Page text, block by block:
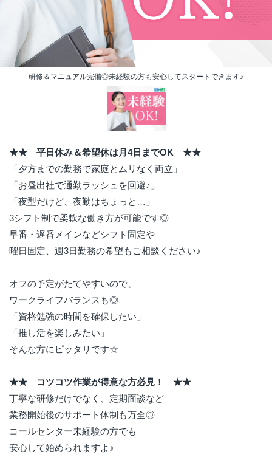
研修＆マニュアル完備◎未経験の方も安心してスタートできます♪
★★ 平日休み＆希望休は月4日までOK ★★
「夕方までの勤務で家庭とムリなく両立」
「お昼出社で通勤ラッシュを回避♪」
「夜型だけど、夜勤はちょっと…」
3シフト制で柔軟な働き方が可能です◎
早番・遅番メインなどシフト固定や
曜日固定、週3日勤務の希望もご相談ください♪
オフの予定がたてやすいので、
ワークライフバランスも◎
「資格勉強の時間を確保したい」
「推し活を楽しみたい」
そんな方にピッタリです☆
★★ コツコツ作業が得意な方必見！ ★★
丁寧な研修だけでなく、定期面談など
業務開始後のサポート体制も万全◎
コールセンター未経験の方でも
安心して始められますよ♪